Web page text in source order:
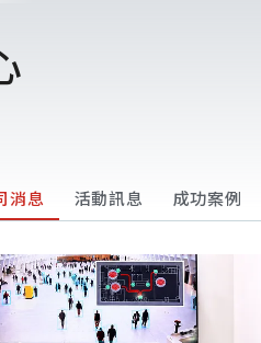
消息 活動訊息 成功案例